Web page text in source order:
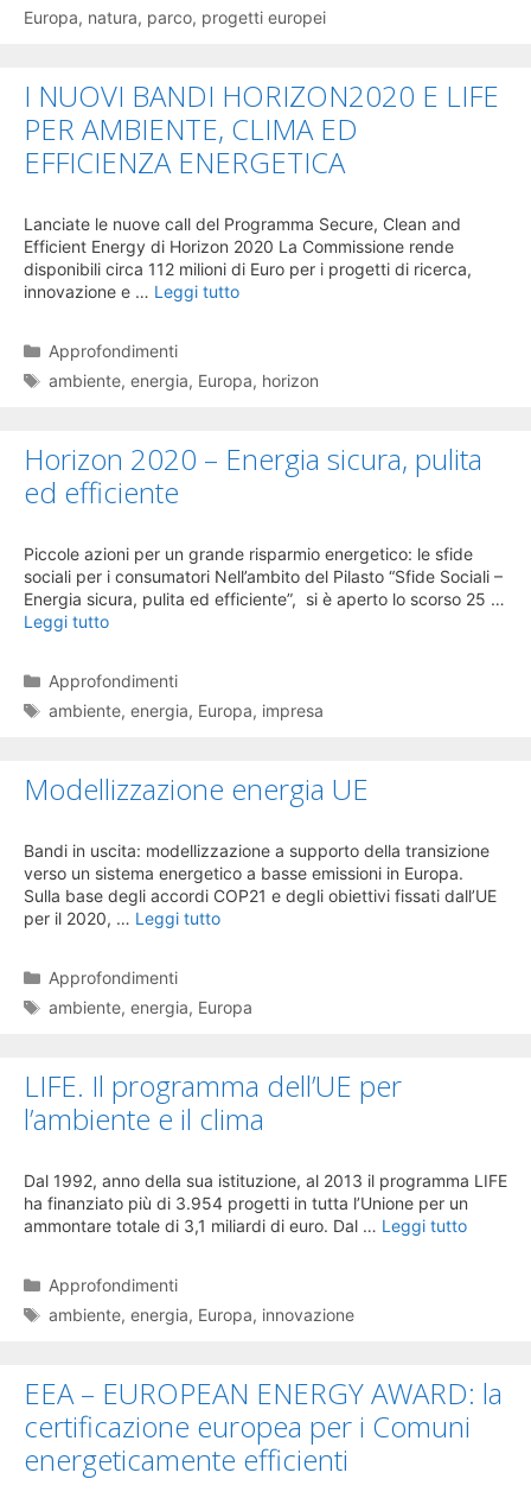
Europa, natura, parco, progetti europei
I NUOVI BANDI HORIZON2020 E LIFE
PER AMBIENTE, CLIMA ED
EFFICIENZA ENERGETICA
Lanciate le nuove call del Programma Secure, Clean and
Efficient Energy di Horizon 2020 La Commissione rende
disponibili circa 112 milioni di Euro per i progetti di ricerca,
innovazione e … Leggi tutto
Categorie
Approfondimenti
Tag
ambiente,energia, Europa, horizon
Horizon 2020 – Energia sicura, pulita
ed efficiente
Piccole azioni per un grande risparmio energetico: le sfide
sociali per i consumatori Nell’ambito del Pilasto “Sfide Sociali –
Energia sicura, pulita ed efficiente”, si è aperto lo scorso 25 …
Leggi tutto
Categorie
Approfondimenti
Tag
ambiente,energia, Europa, impresa
Modellizzazione energia UE
Bandi in uscita: modellizzazione a supporto della transizione
verso un sistema energetico a basse emissioni in Europa.
Sulla base degli accordi COP21 e degli obiettivi fissati dall’UE
per il 2020, … Leggi tutto
Categorie
Approfondimenti
Tag
ambiente,energia, Europa
LIFE. Il programma dell’UE per
l’ambiente e il clima
Dal 1992, anno della sua istituzione, al 2013 il programma LIFE
ha finanziato più di 3.954 progetti in tutta l’Unione per un
ammontare totale di 3,1 miliardi di euro. Dal … Leggi tutto
Categorie
Approfondimenti
Tag
ambiente,energia, Europa, innovazione
EEA – EUROPEAN ENERGY AWARD: la
certificazione europea per i Comuni
energeticamente efficienti